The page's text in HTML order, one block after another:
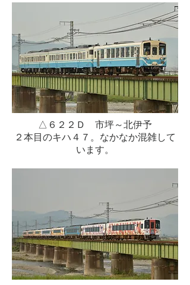
△６２２Ｄ 市坪～北伊予
２本目のキハ４７。なかなか混雑して
います。